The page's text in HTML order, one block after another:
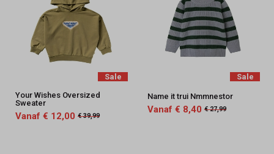
Sale
Your Wishes Oversized
Sweater
Vanaf € 12,00 € 39,99
Sale
Name it trui Nmmnestor
Vanaf € 8,40 € 27,99